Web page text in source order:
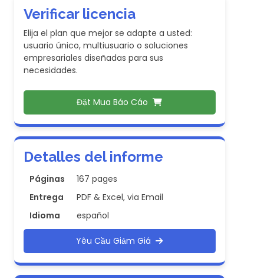
Verificar licencia
Elija el plan que mejor se adapte a usted:
usuario único, multiusuario o soluciones
empresariales diseñadas para sus
necesidades.
Đặt Mua Báo Cáo
Detalles del informe
Páginas
167 pages
Entrega
PDF & Excel, via Email
Idioma
español
Yêu Cầu Giảm Giá